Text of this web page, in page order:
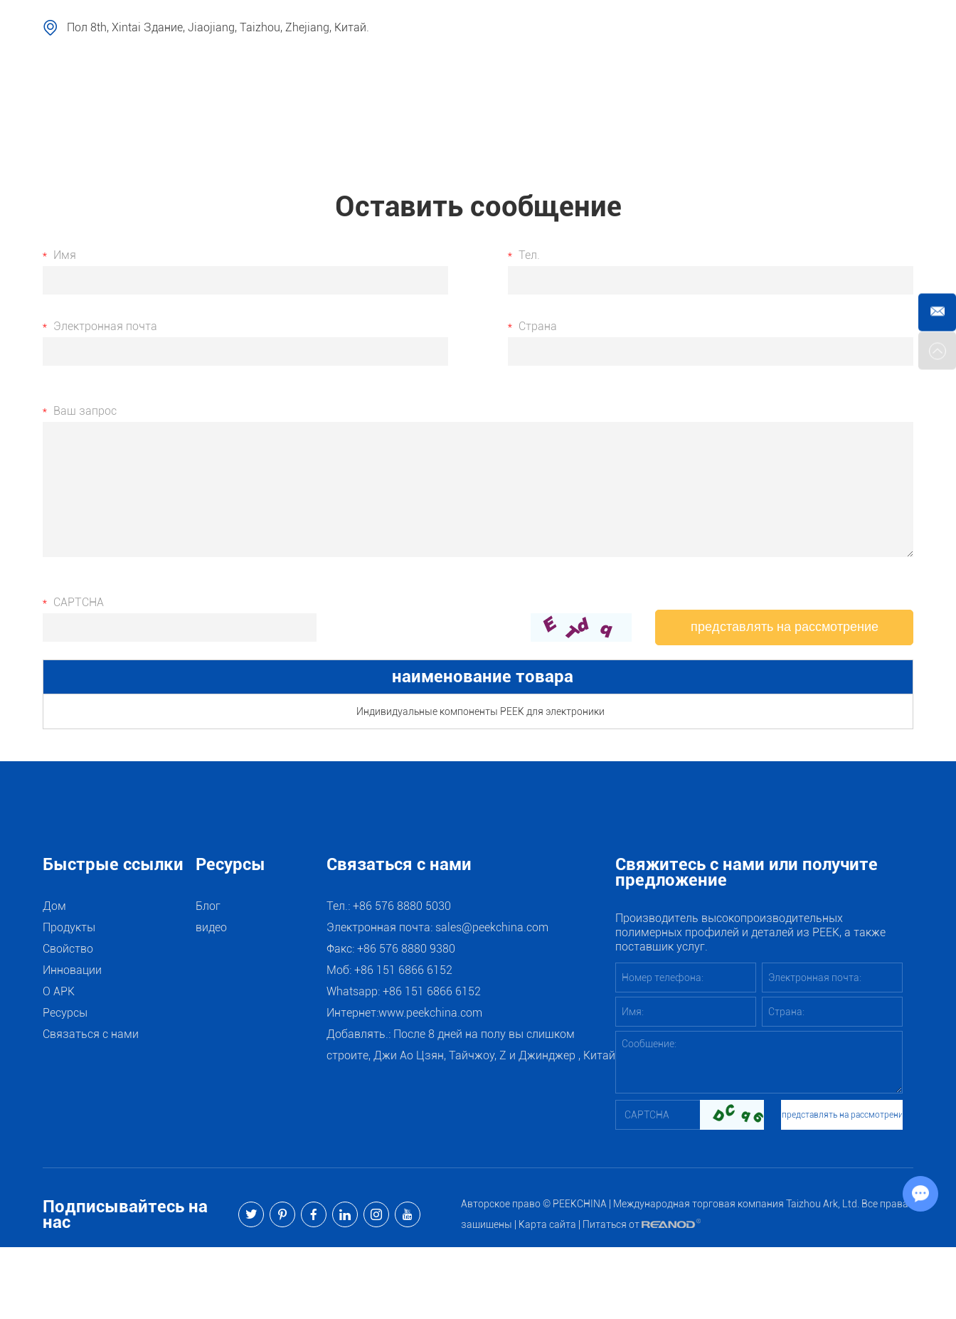
Пол 8th, Xintai Здание, Jiaojiang, Taizhou, Zhejiang, Китай.
Оставить сообщение
Имя Тел.
Электронная почта Страна
Ваш запрос
CAPTCHA
наименование товара
Индивидуальные компоненты PEEK для электроники
Быстрые ссылки
Дом
Продукты
Свойство
Инновации
О АРК
Ресурсы
Связаться с нами
Ресурсы
Блог
видео
Связаться с нами
Тел.: +86 576 8880 5030
Электронная почта: sales@peekchina.com
Факс: +86 576 8880 9380
Моб: +86 151 6866 6152
Whatsapp:+86 151 6866 6152
Интернет:www.peekchina.com
Добавлять.: После 8 дней на полу вы слишком
строите, Джи Ао Цзян, Тайчжоу, Z и Джинджер , Китай
Свяжитесь с нами или получите
предложение
Производитель высокопроизводительных
полимерных профилей и деталей из PEEK, а также
поставщик услуг.
Подписывайтесь на
нас
Авторское право © PEEKCHINA | Международная торговая компания Taizhou Ark, Ltd. Все права
защищены |
Карта сайта | Питаться от
Chat with Us